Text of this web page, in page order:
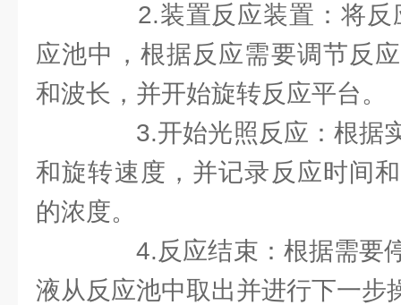
2.装置反应装置：将反
应池中，根据反应需要调节反
和波长，并开始旋转反应平台。
3.开始光照反应：根据
和旋转速度，并记录反应时间
的浓度。
4.反应结束：根据需要
液从反应池中取出并进行下一步